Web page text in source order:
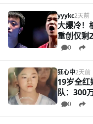
yyykc2天前
大爆冷！
重创仅剩
0
狂心中2天前
19岁全红
队：300
0